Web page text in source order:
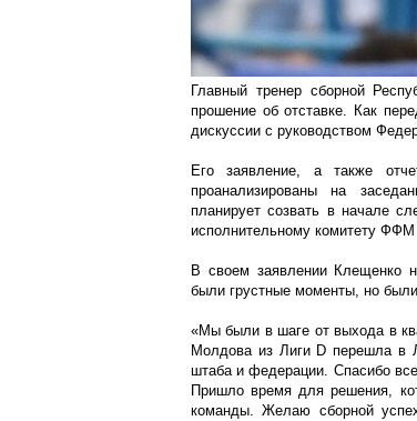
Главный тренер сборной
прошение об отставке. Как
дискуссии с руководством
Его заявление, а также
проанализированы на
планирует созвать в начале
исполнительному комитету
В своем заявлении Клещенко
были грустные моменты, но
«Мы были в шаге от выхода в
Молдова из Лиги D перешла в
штаба и федерации. Спасибо
Пришло время для решения,
команды. Желаю сборной